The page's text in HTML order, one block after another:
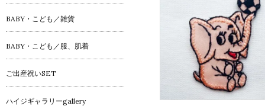
BABY・こども／雑貨
BABY・こども／服、肌着
ご出産祝いSET
ハイジギャラリーgallery